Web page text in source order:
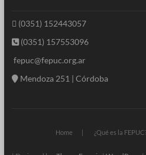
(0351) 152443057
(0351) 157553096
fepuc@fepuc.org.ar
Mendoza 251 | Córdoba
Home ¿Qué es la